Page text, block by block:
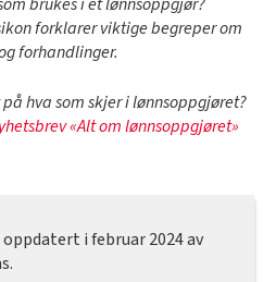
forklarer viktige begreper om
forhandlinger.
hva som skjer i lønnsoppgjøret?
«Alt om lønnsoppgjøret»
i februar 2024 av